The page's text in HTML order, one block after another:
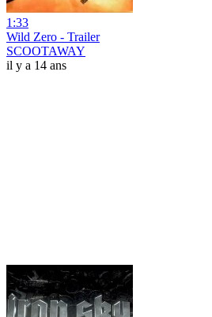
1:33
Wild Zero - Trailer
SCOOTAWAY
il y a 14 ans